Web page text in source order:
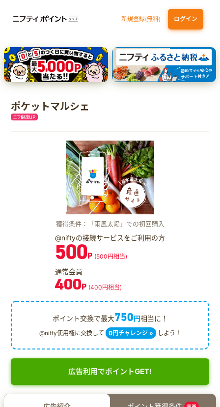
新規登録(無料) ログイン
三井住友カード（NL）オーロラデザイン
【三井住友銀行口座お持ちの方専用】Olive口座切替 P-one Wiz
ライフカードビジネスライトプラス dカード
ポケットマルシェ
獲得条件：「雨風太陽」での初回購入
@niftyの接続サービスをご利用の方
500P (500円相当)
通常会員
400P (400円相当)
ポイント交換で最大750円相当に！
@nifty使用権に交換して 0円チャレンジ » しよう！
広告利用でポイントGET!